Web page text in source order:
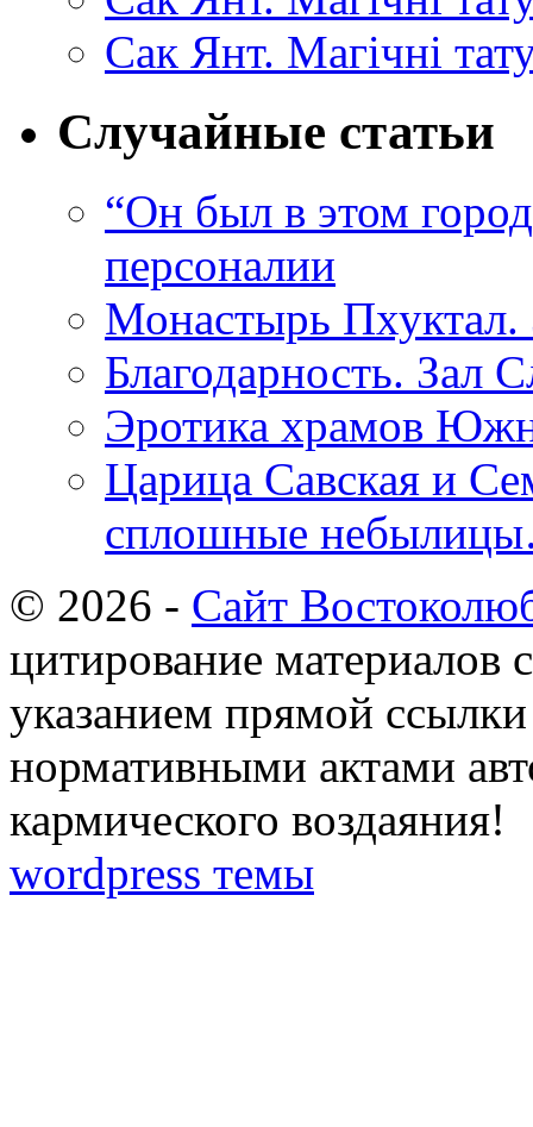
Сак Янт. Магічні
Случайные статьи
“Он был в этом
персоналии
Монастырь Пхуктал.
Благодарность. Зал
Эротика храмов
Царица Савская и
сплошные
© 2026 - Сайт
цитирование материалов
указанием прямой
нормативными актами
кармического воздаяния!
wordpress темы